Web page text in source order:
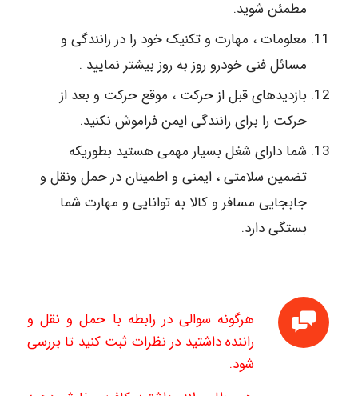
مطمئن شوید.
معلومات ، مهارت و تکنیک خود را در رانندگی و
مسائل فنی خودرو روز به روز بیشتر نمایید .
بازدیدهای قبل از حرکت ، موقع حرکت و بعد از
حرکت را برای رانندگی ایمن فراموش نکنید.
شما دارای شغل بسیار مهمی هستید بطوریکه
تضمین سلامتی ، ایمنی و اطمینان در حمل ونقل و
جابجایی مسافر و کالا به توانایی و مهارت شما
بستگی دارد.
هرگونه سوالی در رابطه با حمل و نقل و
راننده داشتید در نظرات ثبت کنید تا بررسی
شود.